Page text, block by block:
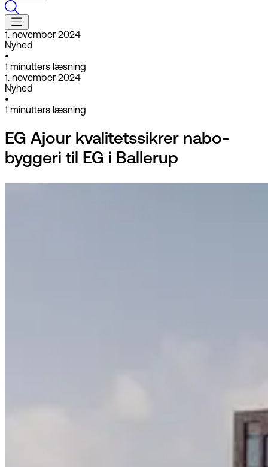
1. november 2024
Nyhed
•
1 minutters læsning
1. november 2024
Nyhed
•
1 minutters læsning
EG Ajour kvalitetssikrer nabo-
byggeri til EG i Ballerup